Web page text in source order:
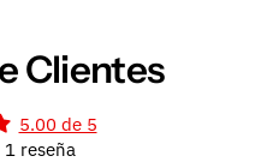
Clientes
5.00 de 5
1 reseña